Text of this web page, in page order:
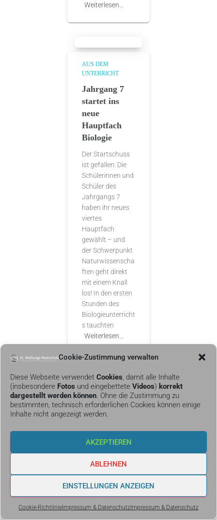
Cookie-Zustimmung verwalten
Diese Webseite verwendet Cookies, damit alle Inhalte
(insbesondere Fotos und eingebettete Videos) korrekt
dargestellt werden können. Ohne die Zustimmung zu
bestimmten, technisch erforderlichen Cookies können einige
Inhalte nicht angezeigt werden.
AKZEPTIEREN
ABLEHNEN
EINSTELLUNGEN ANZEIGEN
Cookie-Richtlinie Impressum & Datenschutz Impressum & Datenschutz
Weiterlesen…
AUS DEM
UNTERRICHT
Jahrgang 7
startet ins
neue
Hauptfach
Biologie
Der Startschuss
ist gefallen: Die
Schülerinnen und
Schüler des
Jahrgangs 7
haben ihr neues
viertes
Hauptfach
gewählt – und
der Schwerpunkt
Naturwissenscha
ften geht direkt
mit einem Knall
los! In den ersten
Stunden des
Biologieunterricht
s tauchten
Weiterlesen…
AUS DEM
UNTERRICHT
Klassen 6a
und 6b
entdecken mit
der
Lochkamera
Die Klassen 6a